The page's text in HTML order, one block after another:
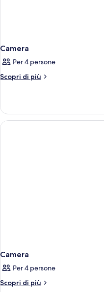
Camera
Per 4 persone
Scopri di più
Altri
Camera
Per 4 persone
Scopri di più
Altri